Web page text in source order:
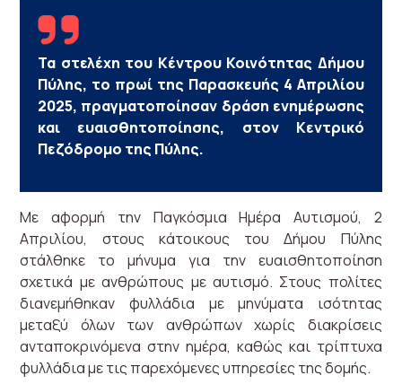
Τα στελέχη του Κέντρου Κοινότητας Δήμου
Πύλης, το πρωί της Παρασκευής 4 Απριλίου
2025, πραγματοποίησαν δράση ενημέρωσης
και ευαισθητοποίησης, στον Κεντρικό
Πεζόδρομο της Πύλης.
Με αφορμή την Παγκόσμια Ημέρα Αυτισμού, 2
Απριλίου, στους κάτοικους του Δήμου Πύλης
στάλθηκε το μήνυμα για την ευαισθητοποίηση
σχετικά με ανθρώπους με αυτισμό. Στους πολίτες
διανεμήθηκαν φυλλάδια με μηνύματα ισότητας
μεταξύ όλων των ανθρώπων χωρίς διακρίσεις
ανταποκρινόμενα στην ημέρα, καθώς και τρίπτυχα
φυλλάδια με τις παρεχόμενες υπηρεσίες της δομής.